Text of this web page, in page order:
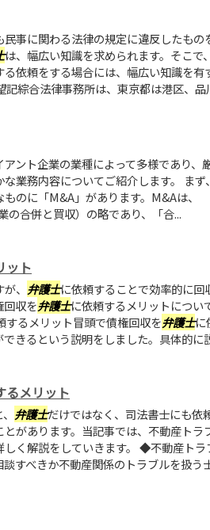
事に関わる法律の規定に違反したもの
は、幅広い知識を求められます。そこで
依頼をする場合には、幅広い知識を有
綜合法律事務所は、東京都は港区、品
ント企業の業種によって多様であり、
業務内容についてご紹介します。 まず
のに「M&A」があります。M&Aは、
合併と買収）の略であり、「合...
ット
、 弁護士に依頼することで効率的に回
回収を弁護士に依頼するメリットについ
するメリット冒頭で債権回収を弁護士に
きるという説明をしました。具体的に
るメリット
弁護士だけではなく、司法書士にも依
があります。当記事では、不動産トラ
く解説をしていきます。 ◆不動産トラ
すべきか不動産関係のトラブルを扱う